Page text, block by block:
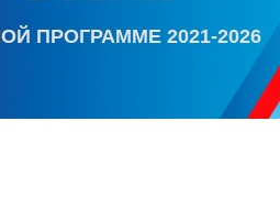
ПРОГРАММЕ 2021-2026